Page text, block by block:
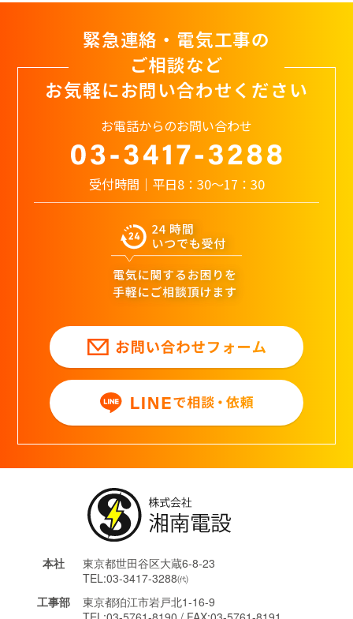
緊急連絡・電気工事の
ご相談など
お気軽にお問い合わせください
お電話からのお問い合わせ
受付時間｜平日8：30～17：30
本社
東京都世田谷区大蔵6-8-23
TEL:03-3417-3288㈹
工事部
東京都狛江市岩戸北1-16-9